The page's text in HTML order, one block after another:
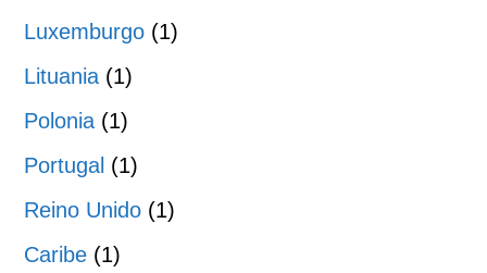
Luxemburgo (1)
Lituania (1)
Polonia (1)
Portugal (1)
Reino Unido (1)
Caribe (1)